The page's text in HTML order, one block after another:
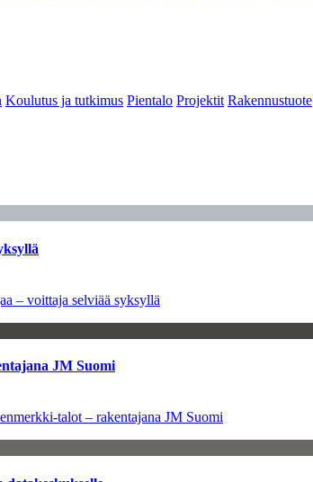
Koulutus ja tutkimus Pientalo Projektit Rakennustuote
– voittaja selviää syksyllä
JM Suomi
talot – rakentajana JM Suomi